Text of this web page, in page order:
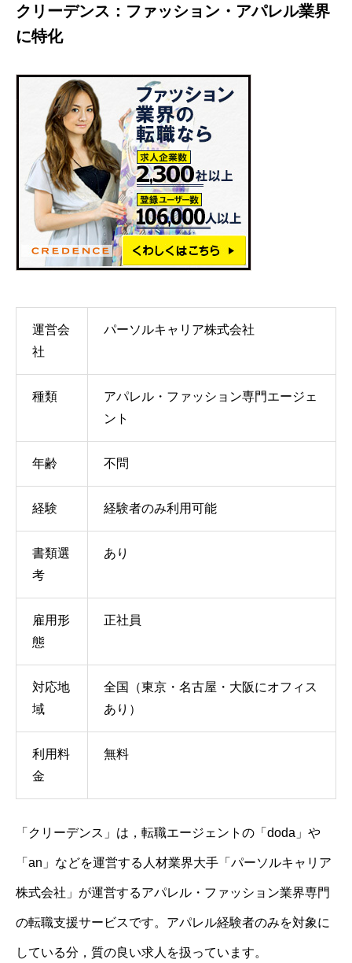
クリーデンス：ファッション・アパレル業界
に特化
運営会
社
パーソルキャリア株式会社
種類
アパレル・ファッション専門エージェ
ント
年齢 不問
経験 経験者のみ利用可能
書類選
考
あり
雇用形
態
正社員
対応地
域
全国（東京・名古屋・大阪にオフィス
あり）
利用料
金
無料
「クリーデンス」は，転職エージェントの「doda」や
「an」などを運営する人材業界大手「パーソルキャリア
株式会社」が運営するアパレル・ファッション業界専門
の転職支援サービスです。アパレル経験者のみを対象に
している分，質の良い求人を扱っています。